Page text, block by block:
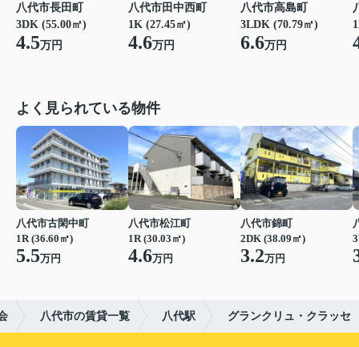
八代市長田町
3DK (55.00㎡)
4.5万円
八代市田中西町
1K (27.45㎡)
4.6万円
八代市高島町
3LDK (70.79㎡)
6.6万円
よく見られている物件
八代市古閑中町
1R (36.60㎡)
5.5万円
八代市松江町
1R (30.03㎡)
4.6万円
八代市錦町
2DK (38.09㎡)
3.2万円
八代市の賃貸一覧 八代駅 グランクリュ・クラッセ